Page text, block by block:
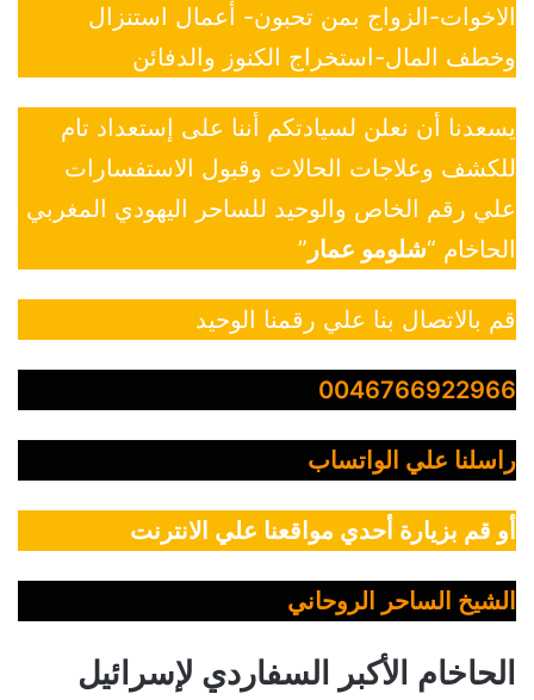
الاخوات-الزواج بمن تحبون- أعمال استنزال
وخطف المال-استخراج الكنوز والدفائن
يسعدنا أن نعلن لسيادتكم أننا على إستعداد تام
للكشف وعلاجات الحالات وقبول الاستفسارات
علي رقم الخاص والوحيد للساحر اليهودي المغربي
الحاخام “شلومو عمار ”
قم بالاتصال بنا علي رقمنا الوحيد
0046766922966
راسلنا علي الواتساب
أو قم بزيارة أحدي مواقعنا علي الانترنت
الشيخ الساحر الروحاني
الحاخام الأكبر السفاردي لإسرائيل